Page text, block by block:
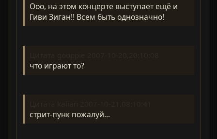
Ооо, на этом концерте выступает ещё и
Гиви Зиган!! Всем быть однозначно!
что играют то?
стрит-пунк пожалуй...